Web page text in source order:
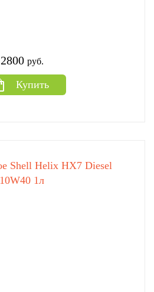
2800 руб.
Купить
Shell Helix HX7 Diesel
10W40 1л